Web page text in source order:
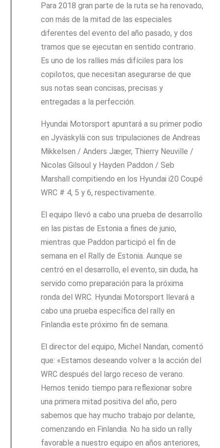
Para 2018 gran parte de la ruta se ha renovado,
con más de la mitad de las especiales
diferentes del evento del año pasado, y dos
tramos que se ejecutan en sentido contrario.
Es uno de los rallies más difíciles para los
copilotos, que necesitan asegurarse de que
sus notas sean concisas, precisas y
entregadas a la perfección.
Hyundai Motorsport apuntará a su primer podio
en Jyväskylä con sus tripulaciones de Andreas
Mikkelsen / Anders Jæger, Thierry Neuville /
Nicolas Gilsoul y Hayden Paddon / Seb
Marshall compitiendo en los Hyundai i20 Coupé
WRC # 4, 5 y 6, respectivamente.
El equipo llevó a cabo una prueba de desarrollo
en las pistas de Estonia a fines de junio,
mientras que Paddon participó el fin de
semana en el Rally de Estonia. Aunque se
centró en el desarrollo, el evento, sin duda, ha
servido como preparación para la próxima
ronda del WRC. Hyundai Motorsport llevará a
cabo una prueba específica del rally en
Finlandia este próximo fin de semana.
El director del equipo, Michel Nandan, comentó
que: «Estamos deseando volver a la acción del
WRC después del largo receso de verano.
Hemos tenido tiempo para reflexionar sobre
una primera mitad positiva del año, pero
sabemos que hay mucho trabajo por delante,
comenzando en Finlandia. No ha sido un rally
favorable a nuestro equipo en años anteriores,